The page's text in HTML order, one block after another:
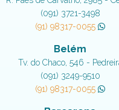
(091) 3721-3498
(91) 98317-0055
Belém
Tv. do Chaco, 546 -
(091) 3249-9510
(91) 98317-0055